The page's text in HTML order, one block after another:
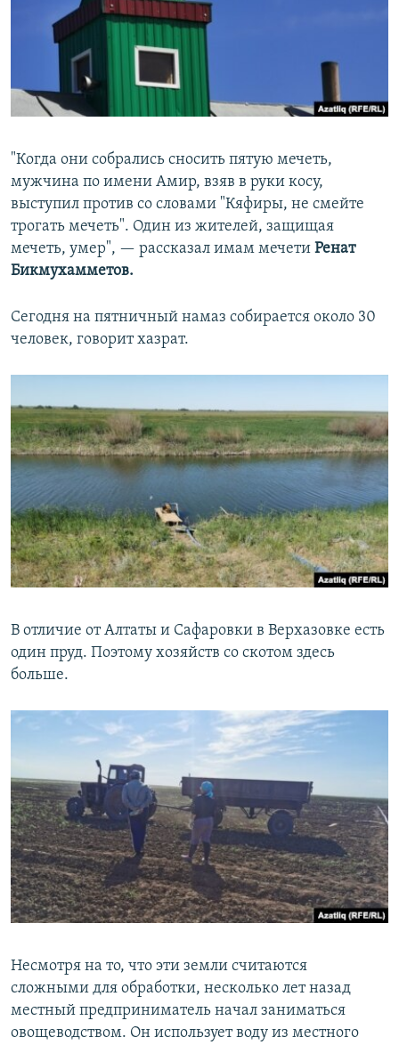
"Когда они собрались сносить пятую мечеть,
мужчина по имени Амир, взяв в руки косу,
выступил против со словами "Кяфиры, не смейте
трогать мечеть". Один из жителей, защищая
мечеть, умер", — рассказал имам мечети Ренат
Бикмухамметов.
Сегодня на пятничный намаз собирается около 30
человек, говорит хазрат.
В отличие от Алтаты и Сафаровки в Верхазовке есть
один пруд. Поэтому хозяйств со скотом здесь
больше.
Несмотря на то, что эти земли считаются
сложными для обработки, несколько лет назад
местный предприниматель начал заниматься
овощеводством. Он использует воду из местного